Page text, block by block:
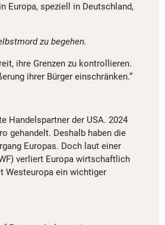
Europa, speziell in Deutschland,
zu begehen.
ihre Grenzen zu kontrollieren.
ihrer Bürger einschränken.“
Handelspartner der USA. 2024
gehandelt. Deshalb haben die
Europas. Doch laut einer
verliert Europa wirtschaftlich
Westeuropa ein wichtiger